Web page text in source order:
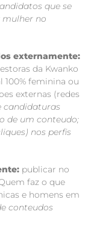
que se
no
externamente:
da Kwanko
100% feminina ou
externas (redes
candidaturas
de um conteudo;
nos perfis
publicar no
faz o que
e homens em
conteudos